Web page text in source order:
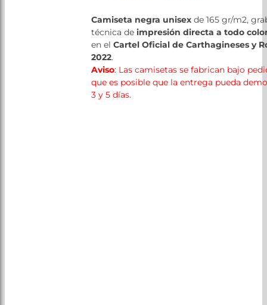
Tienda
Camiseta negra unisex de 165 gr/m2,
técnica de impresión directa a todo
en el Cartel Oficial de Carthagineses y
2022.
Aviso: Las camisetas se fabrican bajo
que es posible que la entrega pueda
3 y 5 días.